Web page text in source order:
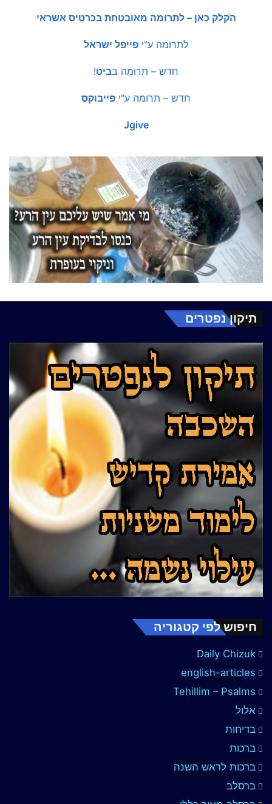
הקלק כאן – לתרומה מאובטחת בכרטיס אשראי
לתרומה ע"י פייפל ישראל
חדש – תרומה בביט!
חדש – תרומה ע"י פייבוקס
Jgive
תיקון נפטרים
חיפוש לפי קטגוריה
Daily Chizuk
english-articles
Tehillim – Psalms
אלול
בדיחות
ברכות
ברכות לראש השנה
ברסלב